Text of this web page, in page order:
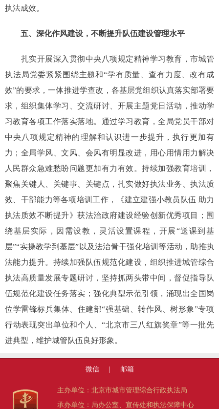
执法成效。
五、深化作风建设，不断提升队伍建设管理水平
扎实开展深入贯彻中央八项规定精神学习教育，市城管
执法局党委紧紧围绕主题和“学有质量、查有力度、改有成
效”的要求，一体推进学查改，各基层党组织认真落实部署要
求，组织集体学习、交流研讨、开展主题党日活动，推动学
习教育各项工作落实落地。通过学习教育，全局党员干部对
中央八项规定精神的理解和认识进一步提升，执行更加有
力；全局学风、文风、会风有明显改进，用心用情用力解决
人民群众急难愁盼问题更加有力有效。持续加强教育培训，
聚焦关键人、关键事、关键点，扎实做好执法业务、执法质
效、干部能力等各项培训工作，《建立建强小教员队伍 助力
执法质效不断提升》获法治政府建设经验创新优秀项目；围
绕基层实际，因需设教，灵活设置课程，开展“送课到基
层”“实操教学到基层”以及法治骨干强化培训等活动，助推执
法能力提升。持续加强队伍规范化建设，组织推进城管综合
执法高质量发展专题研讨，坚持抓两头带中间，督促指导队
伍规范化建设任务落实；强化典型示范引领，涌现出全国岗
位学雷锋标兵集体、住建部“强基础、转作风、树形象”专项
行动表现突出单位和个人、“北京市三八红旗奖章”等一批先
进典型，维护城管队伍良好形象。
微信 邮箱
主办单位：北京市城市管理综合行政执法局
承办单位：局办公室、宣传处和执法保障中心